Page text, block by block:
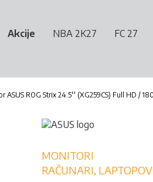
Akcije NBA 2K27 FC 27
ASUS ROG Strix 24.5'' (XG259CS) Full HD /
MONITORI
RAČUNARI,